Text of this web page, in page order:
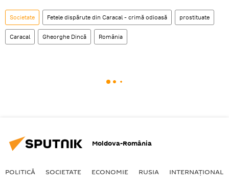
Societate Fetele dispărute din Caracal - crimă odioasă prostituate
Caracal Gheorghe Dincă România
Moldova-România
POLITICĂ SOCIETATE ECONOMIE RUSIA INTERNAŢIONAL